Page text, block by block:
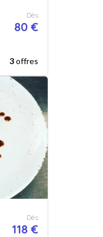
Dès
80 €
3offres
Dès
118 €